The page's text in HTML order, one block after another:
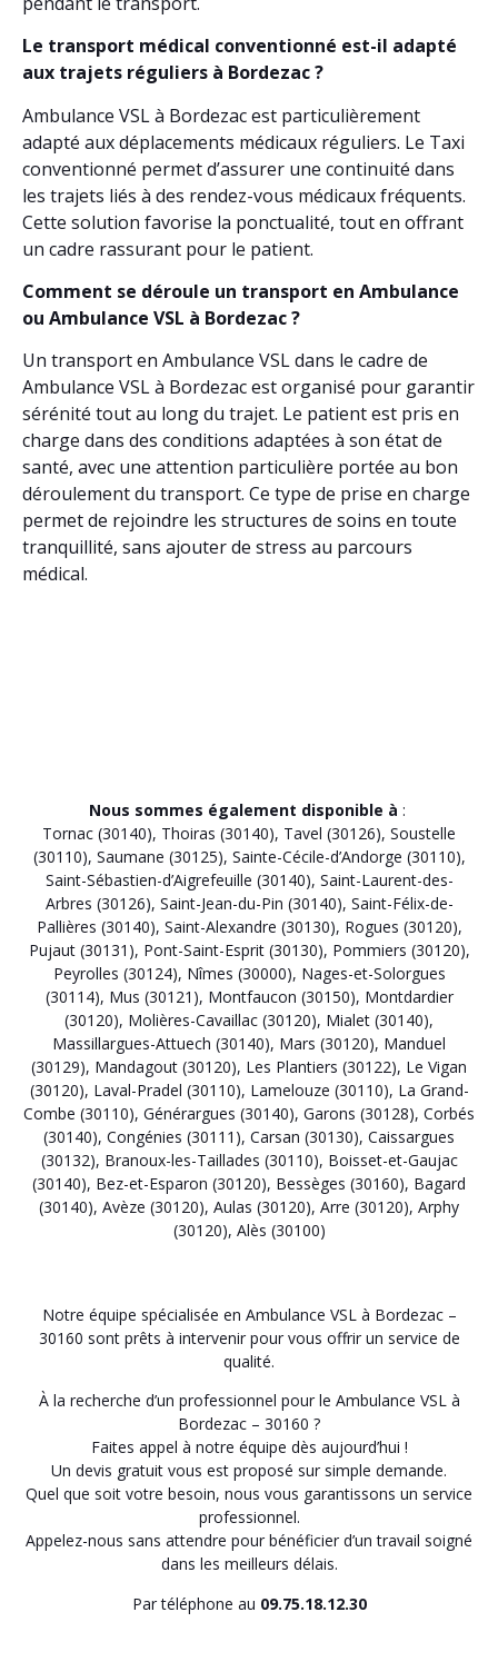
Le transport médical conventionné est-il adapté
aux trajets réguliers à Bordezac ?
Ambulance VSL à Bordezac est particulièrement
adapté aux déplacements médicaux réguliers. Le Taxi
conventionné permet d’assurer une continuité dans
les trajets liés à des rendez-vous médicaux fréquents.
Cette solution favorise la ponctualité, tout en offrant
un cadre rassurant pour le patient.
Comment se déroule un transport en Ambulance
ou Ambulance VSL à Bordezac ?
Un transport en Ambulance VSL dans le cadre de
Ambulance VSL à Bordezac est organisé pour garantir
sérénité tout au long du trajet. Le patient est pris en
charge dans des conditions adaptées à son état de
santé, avec une attention particulière portée au bon
déroulement du transport. Ce type de prise en charge
permet de rejoindre les structures de soins en toute
tranquillité, sans ajouter de stress au parcours
médical.
Nous sommes également disponible à :
Tornac (30140), Thoiras (30140), Tavel (30126), Soustelle
(30110), Saumane (30125), Sainte-Cécile-d’Andorge (30110),
Saint-Sébastien-d’Aigrefeuille (30140), Saint-Laurent-des-
Arbres (30126), Saint-Jean-du-Pin (30140), Saint-Félix-de-
Pallières (30140), Saint-Alexandre (30130), Rogues (30120),
Pujaut (30131), Pont-Saint-Esprit (30130), Pommiers (30120),
Peyrolles (30124), Nîmes (30000), Nages-et-Solorgues
(30114), Mus (30121), Montfaucon (30150), Montdardier
(30120), Molières-Cavaillac (30120), Mialet (30140),
Massillargues-Attuech (30140), Mars (30120), Manduel
(30129), Mandagout (30120), Les Plantiers (30122), Le Vigan
(30120), Laval-Pradel (30110), Lamelouze (30110), La Grand-
Combe (30110), Générargues (30140), Garons (30128), Corbés
(30140), Congénies (30111), Carsan (30130), Caissargues
(30132), Branoux-les-Taillades (30110), Boisset-et-Gaujac
(30140), Bez-et-Esparon (30120), Bessèges (30160), Bagard
(30140), Avèze (30120), Aulas (30120), Arre (30120), Arphy
(30120), Alès (30100)
Notre équipe spécialisée en Ambulance VSL à Bordezac –
30160 sont prêts à intervenir pour vous offrir un service de
qualité.
À la recherche d’un professionnel pour le Ambulance VSL à
Bordezac – 30160 ?
Faites appel à notre équipe dès aujourd’hui !
Un devis gratuit vous est proposé sur simple demande.
Quel que soit votre besoin, nous vous garantissons un service
professionnel.
Appelez-nous sans attendre pour bénéficier d’un travail soigné
dans les meilleurs délais.
Par téléphone au 09.75.18.12.30